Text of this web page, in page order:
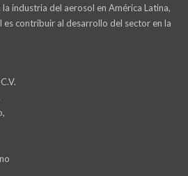
industria del aerosol en América Latina,
contribuir al desarrollo del sector en la